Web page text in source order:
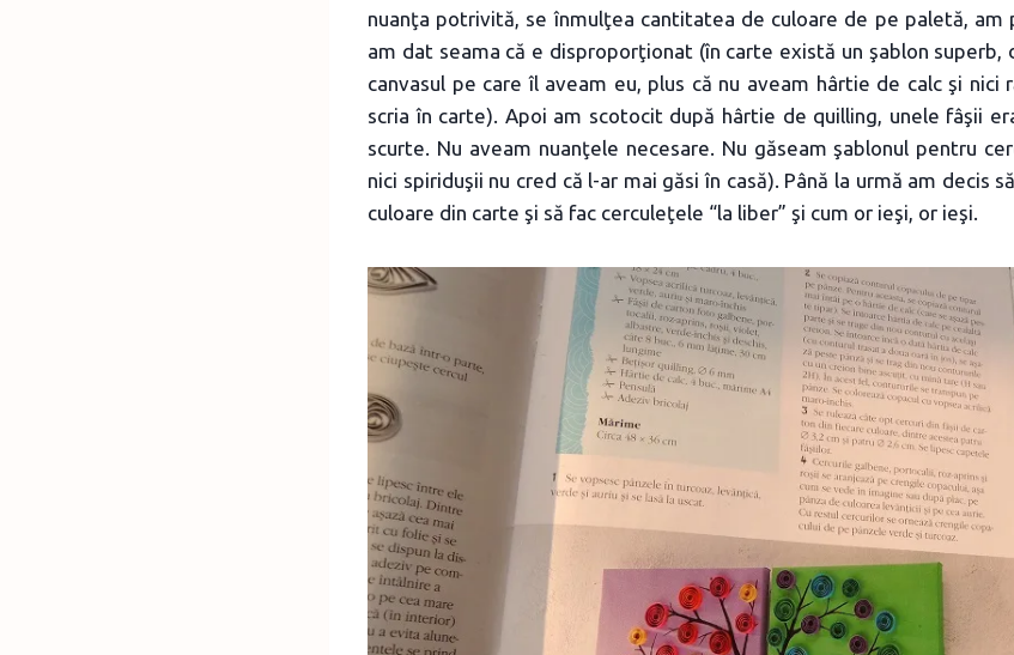
nuanţa potrivită, se înmulţea cantitatea de culoare de pe paletă, am
am dat seama că e disproporţionat (în carte există un şablon superb,
canvasul pe care îl aveam eu, plus că nu aveam hârtie de calc şi nici
scria în carte). Apoi am scotocit după hârtie de quilling, unele fâşii
scurte. Nu aveam nuanţele necesare. Nu găseam şablonul pentru
nici spiriduşii nu cred că l-ar mai găsi în casă). Până la urmă am decis
culoare din carte şi să fac cerculeţele “la liber” şi cum or ieşi, or ieşi.